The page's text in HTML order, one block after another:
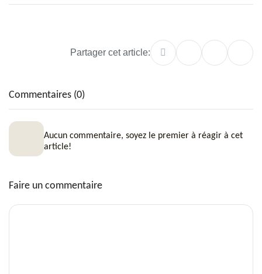
Partager cet article:
Commentaires (0)
Aucun commentaire, soyez le premier à réagir à cet
article!
Faire un commentaire